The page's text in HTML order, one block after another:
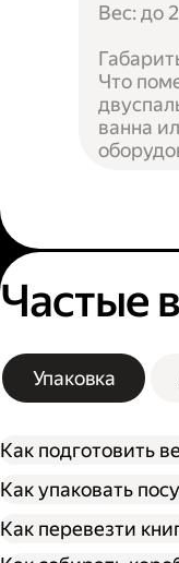
Вес: до
Что
ванна
Частые
Упаковка
Как подготовить
Сначала
обувь и
Как упаковать
Застелите
синтепоном
Как перевезти